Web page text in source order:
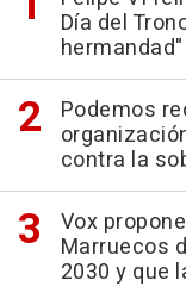
Día del
Podemos
contra la
Vox
Marruecos
2030 y que